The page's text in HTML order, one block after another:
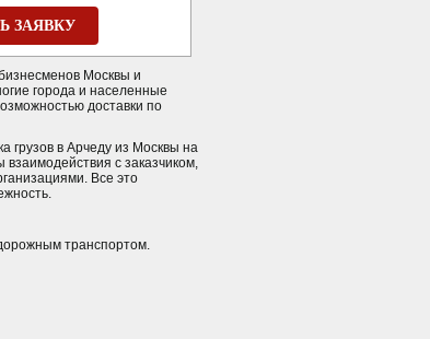
ЗАЯВКУ
Москвы и
города и населенные
доставки по
грузов в Арчеду из Москвы на
с заказчиком,
Все это
транспортом.